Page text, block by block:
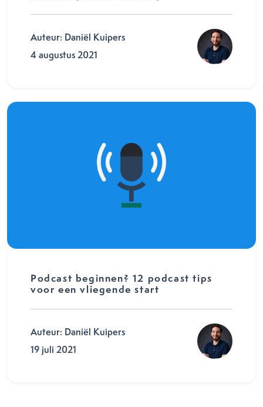
Auteur: Daniël Kuipers
4 augustus 2021
Podcast beginnen? 12 podcast tips
voor een vliegende start
Auteur: Daniël Kuipers
19 juli 2021